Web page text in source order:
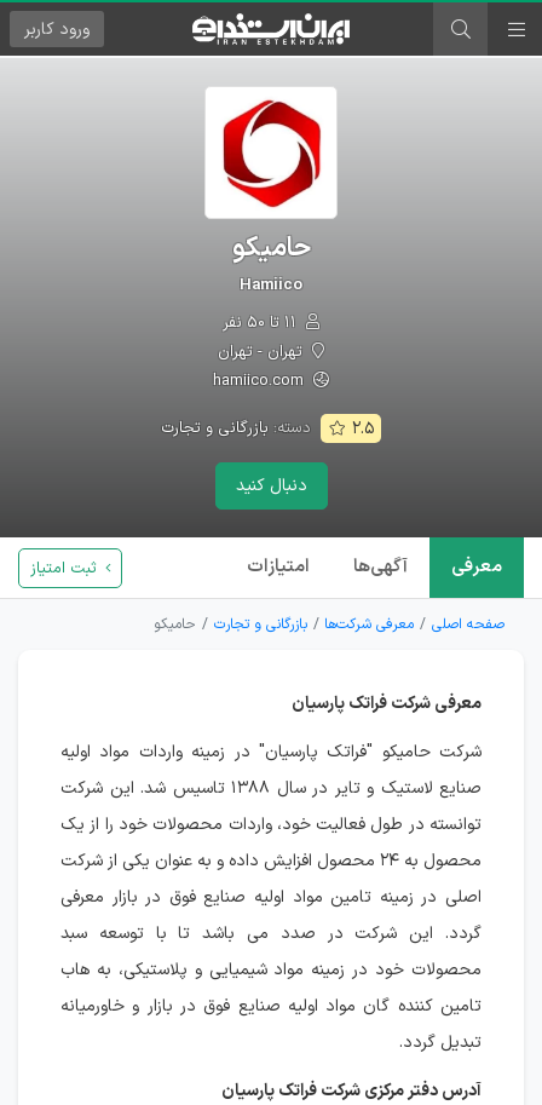
ورود کاربر
حامیکو
Hamiico
تهران - تهران
۲.۵ دسته: بازرگانی و تجارت
دنبال کنید
معرفی آگهی‌ها امتیازات ثبت امتیاز
صفحه اصلی معرفی شرکت‌ها بازرگانی و تجارت حامیکو
معرفی شرکت فراتک پارسیان
شرکت حامیکو "فراتک پارسیان" در زمینه واردات مواد اولیه
صنایع لاستیک و تایر در سال ۱۳۸۸ تاسیس شد. این شرکت
توانسته در طول فعالیت خود، واردات محصولات خود را از یک
محصول به ۲۴ محصول افزایش داده و به عنوان یکی از شرکت
اصلی در زمینه تامین مواد اولیه صنایع فوق در بازار معرفی
گردد. این شرکت در صدد می باشد تا با توسعه سبد
محصولات خود در زمینه مواد شیمیایی و پلاستیکی، به هاب
تامین کننده گان مواد اولیه صنایع فوق در بازار و خاورمیانه
تبدیل گردد.
آدرس دفتر مرکزی شرکت فراتک پارسیان